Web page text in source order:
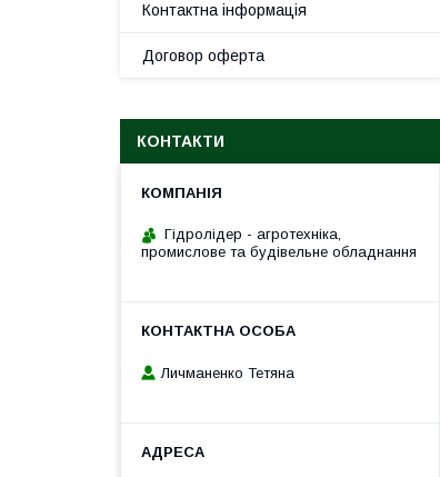
Контактна інформація
Договор оферта
КОНТАКТИ
Гідролідер - агротехніка,
промислове та будівельне обладнання
Личманенко Тетяна